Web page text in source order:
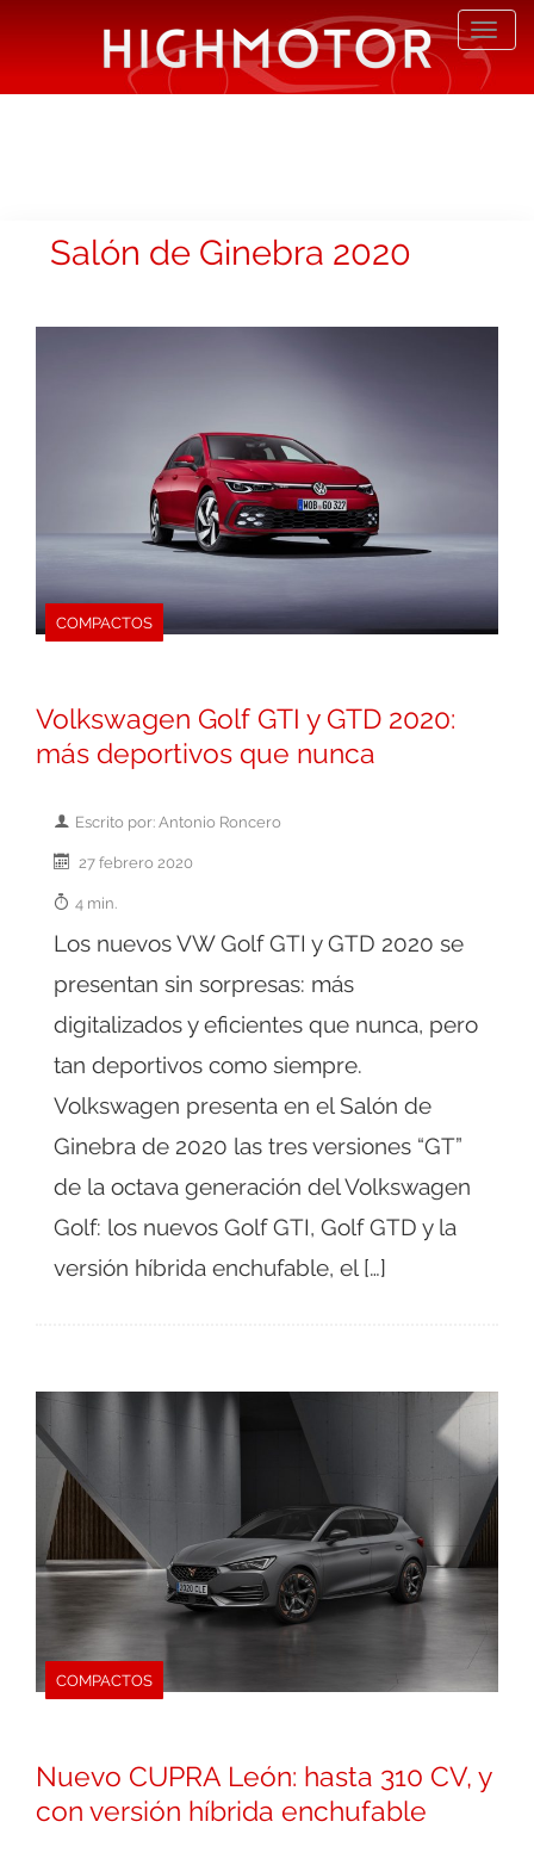
Salón de Ginebra 2020
COMPACTOS
Volkswagen Golf GTI y GTD 2020:
más deportivos que nunca
Escrito por: Antonio Roncero
27 febrero 2020
4 min.
Los nuevos VW Golf GTI y GTD 2020 se
presentan sin sorpresas: más
digitalizados y eficientes que nunca, pero
tan deportivos como siempre.
Volkswagen presenta en el Salón de
Ginebra de 2020 las tres versiones “GT”
de la octava generación del Volkswagen
Golf: los nuevos Golf GTI, Golf GTD y la
versión híbrida enchufable, el […]
COMPACTOS
Nuevo CUPRA León: hasta 310 CV, y
con versión híbrida enchufable